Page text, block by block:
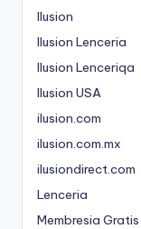
Ilusion
Ilusion Lenceria
Ilusion Lenceriqa
Ilusion USA
ilusion.com
ilusion.com.mx
ilusiondirect.com
Lenceria
Membresia Gratis